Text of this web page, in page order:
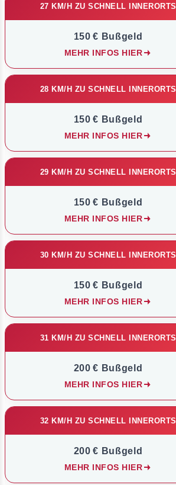
27 KM/H ZU SCHNELL INNERORTS
150 € Bußgeld
MEHR INFOS HIER
28 KM/H ZU SCHNELL INNERORTS
150 € Bußgeld
MEHR INFOS HIER
29 KM/H ZU SCHNELL INNERORTS
150 € Bußgeld
MEHR INFOS HIER
30 KM/H ZU SCHNELL INNERORTS
150 € Bußgeld
MEHR INFOS HIER
31 KM/H ZU SCHNELL INNERORTS
200 € Bußgeld
MEHR INFOS HIER
32 KM/H ZU SCHNELL INNERORTS
200 € Bußgeld
MEHR INFOS HIER